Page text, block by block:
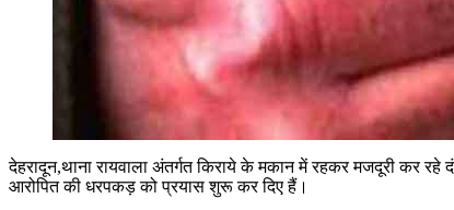
देहरादून,थाना रायवाला अंतर्गत किराये के मकान में रहकर मजदूरी कर
आरोपित की धरपकड़ को प्रयास शुरू कर दिए हैं।